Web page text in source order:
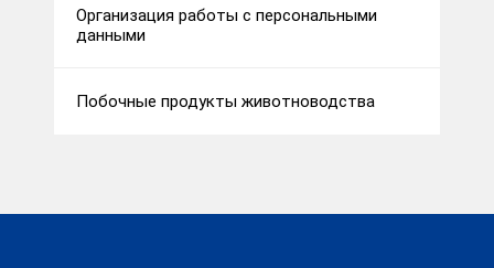
Организация работы с персональными
данными
Побочные продукты животноводства